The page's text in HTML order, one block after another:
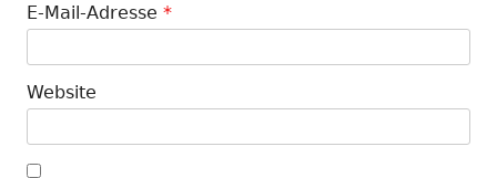
E-Mail-Adresse *
Website